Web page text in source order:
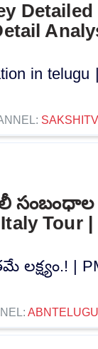
in
SAKSHITV
సంబంధాల
Tour
| PM